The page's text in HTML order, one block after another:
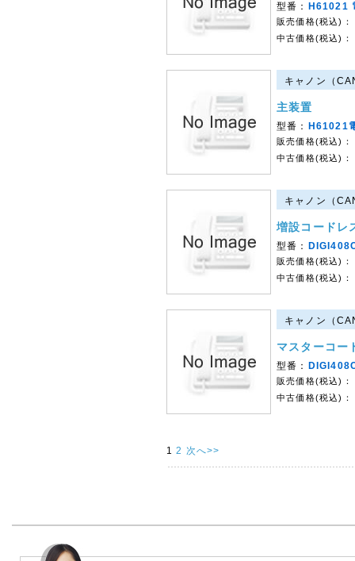
型番： H61021
販売価格(税込)：
中古価格(税込)：
キャノン（
主装置
型番： H61021
販売価格(税込)：
中古価格(税込)：
キャノン（
増設コードレ
型番：
販売価格(税込)：
中古価格(税込)：
キャノン（
マスターコー
型番：
販売価格(税込)：
中古価格(税込)：
1 2 次へ>>